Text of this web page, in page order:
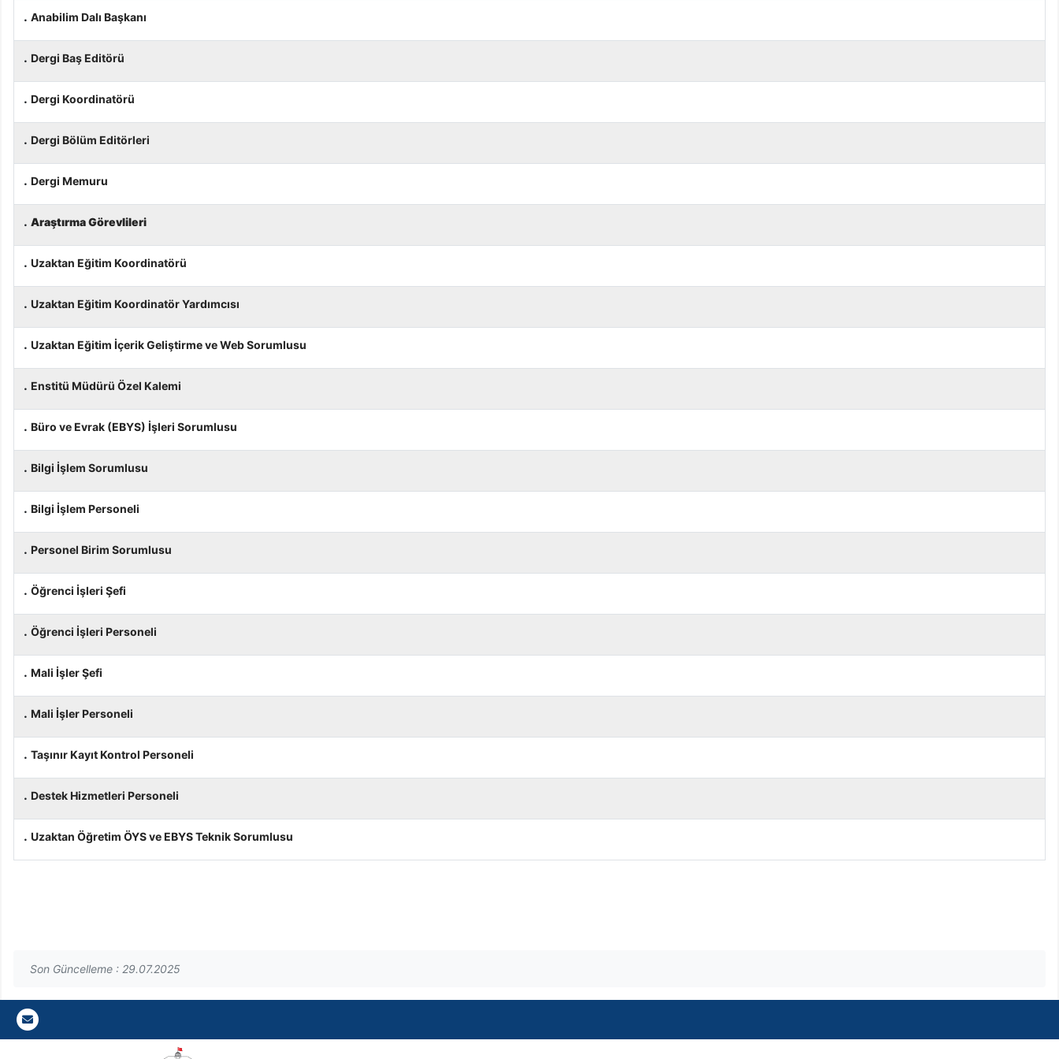
. Anabilim Dalı Başkanı
. Dergi Baş Editörü
. Dergi Koordinatörü
. Dergi Bölüm Editörleri
. Dergi Memuru
. Araştırma Görevlileri
. Uzaktan Eğitim Koordinatörü
. Uzaktan Eğitim Koordinatör Yardımcısı
. Uzaktan Eğitim İçerik Geliştirme ve Web Sorumlusu
. Enstitü Müdürü Özel Kalemi
. Büro ve Evrak (EBYS) İşleri Sorumlusu
. Bilgi İşlem Sorumlusu
. Bilgi İşlem Personeli
. Personel Birim Sorumlusu
. Öğrenci İşleri Şefi
. Öğrenci İşleri Personeli
. Mali İşler Şefi
. Mali İşler Personeli
. Taşınır Kayıt Kontrol Personeli
. Destek Hizmetleri Personeli
. Uzaktan Öğretim ÖYS ve EBYS Teknik Sorumlusu
Son Güncelleme : 29.07.2025
Gazi E-Mail